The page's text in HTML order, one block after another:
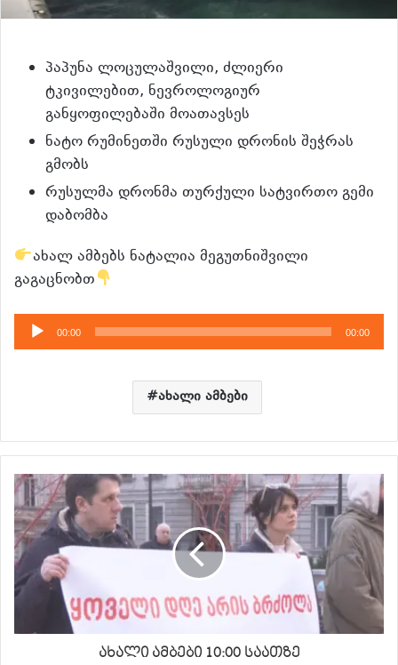
პაპუნა ლოცულაშვილი, ძლიერი
ტკივილებით, ნევროლოგიურ
განყოფილებაში მოათავსეს
ნატო რუმინეთში რუსული დრონის შეჭრას
გმობს
რუსულმა დრონმა თურქული სატვირთო გემი
დაბომბა
ახალ ამბებს ნატალია მეგუთნიშვილი
გაგაცნობთ
აუდიო
დამკვრელი
00:00 00:00
ახალი ამბები
ახალი ამბები 10:00 საათზე